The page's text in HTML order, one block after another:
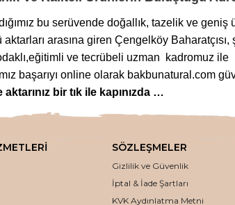
bu serüvende doğallık, tazelik ve
arasına giren Çengelköy
ve tecrübeli uzman kadromuz ile
başarıyı online olarak bakbunatural.com
aktarınız bir tık ile kapınızda …
ürünlerinden,baharat çeşitlerine,glutensiz
, tütsü buhurdanlık çeşitlerine
kadar
bakbunatural.com web sayfamızdan uygun
SÖZLEŞMELER
Gizlilik ve Güvenlik
İptal & İade Şartları
KVK Aydınlatma Metni